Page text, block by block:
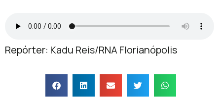
Repórter: Kadu Reis/RNA Florianópolis